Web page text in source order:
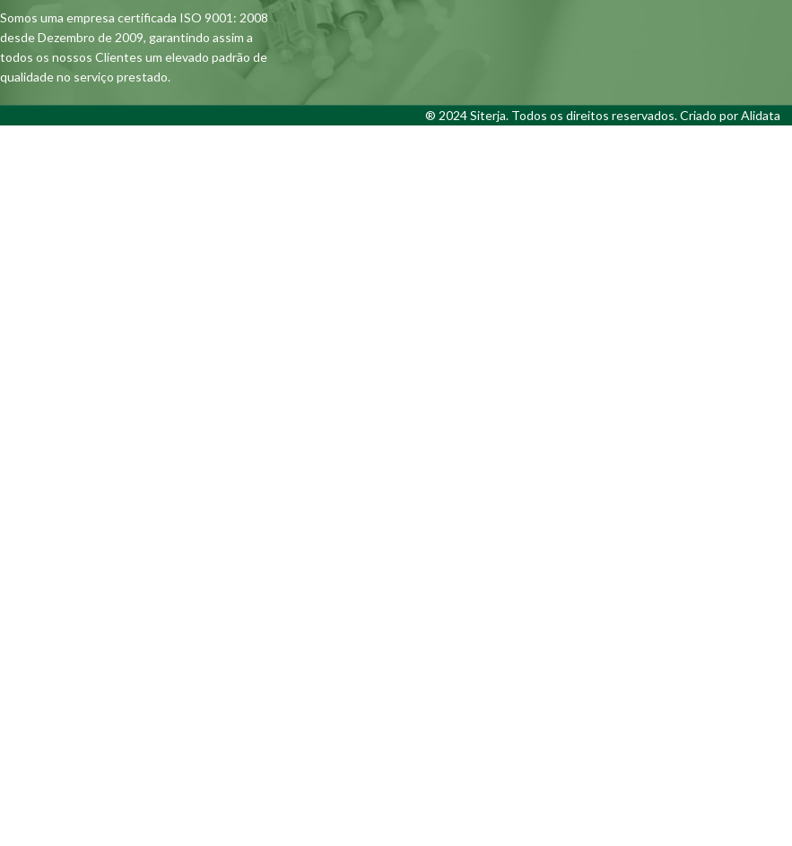
Somos uma empresa certificada ISO 9001: 2008
desde Dezembro de 2009, garantindo assim a
todos os nossos Clientes um elevado padrão de
qualidade no serviço prestado.
® 2024 Siterja. Todos os direitos reservados. Criado porAlidata